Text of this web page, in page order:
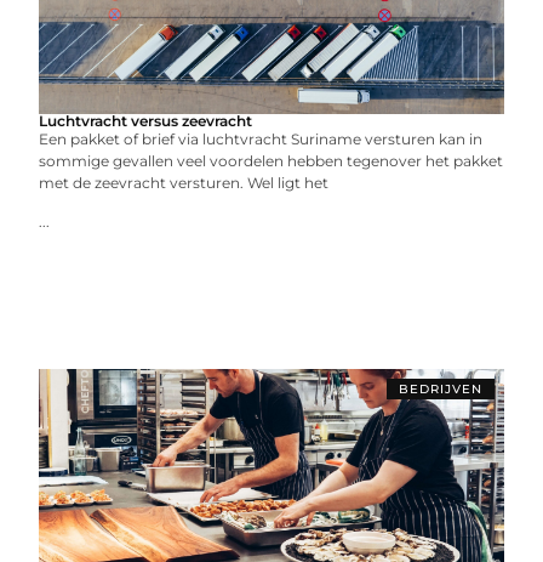
Luchtvracht versus zeevracht
Een pakket of brief via luchtvracht Suriname versturen kan in
sommige gevallen veel voordelen hebben tegenover het pakket
met de zeevracht versturen. Wel ligt het
...
BEDRIJVEN